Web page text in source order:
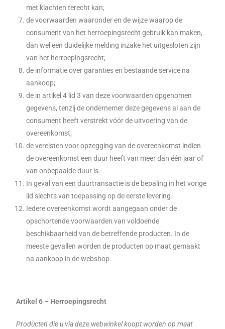
met klachten terecht kan;
de voorwaarden waaronder en de wijze waarop de
consument van het herroepingsrecht gebruik kan maken,
dan wel een duidelijke melding inzake het uitgesloten zijn
van het herroepingsrecht;
de informatie over garanties en bestaande service na
aankoop;
de in artikel 4 lid 3 van deze voorwaarden opgenomen
gegevens, tenzij de ondernemer deze gegevens al aan de
consument heeft verstrekt vóór de uitvoering van de
overeenkomst;
de vereisten voor opzegging van de overeenkomst indien
de overeenkomst een duur heeft van meer dan één jaar of
van onbepaalde duur is.
In geval van een duurtransactie is de bepaling in het vorige
lid slechts van toepassing op de eerste levering.
Iedere overeenkomst wordt aangegaan onder de
opschortende voorwaarden van voldoende
beschikbaarheid van de betreffende producten. In de
meeste gevallen worden de producten op maat gemaakt
na aankoop in de webshop.
Artikel 6 – Herroepingsrecht
Producten die u via deze webwinkel koopt worden op maat